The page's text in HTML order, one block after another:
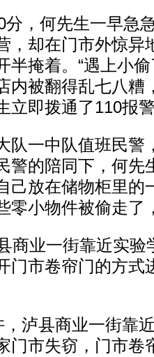
，何先生一早急
，却在门市外惊异
半掩着。“遇上小
内被翻得乱七八糟
立即拨通了110报
一中队值班民警
警的陪同下，何先
己放在储物柜里的
零小物件被偷走了
业一街靠近实验
门市卷帘门的方式
县商业一街靠近
门市失窃，门市卷